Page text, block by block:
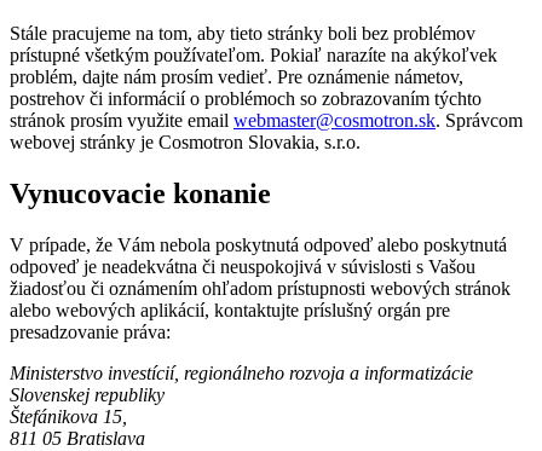
Stále pracujeme na tom, aby tieto stránky boli bez problémov
prístupné všetkým používateľom. Pokiaľ narazíte na akýkoľvek
problém, dajte nám prosím vedieť. Pre oznámenie námetov,
postrehov či informácií o problémoch so zobrazovaním týchto
stránok prosím využite email webmaster@cosmotron.sk. Správcom
webovej stránky je Cosmotron Slovakia, s.r.o.
Vynucovacie konanie
V prípade, že Vám nebola poskytnutá odpoveď alebo poskytnutá
odpoveď je neadekvátna či neuspokojivá v súvislosti s Vašou
žiadosťou či oznámením ohľadom prístupnosti webových stránok
alebo webových aplikácií, kontaktujte príslušný orgán pre
presadzovanie práva:
Ministerstvo investícií, regionálneho rozvoja a informatizácie
Slovenskej republiky
Štefánikova 15
811 05 Bratislava